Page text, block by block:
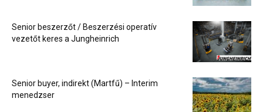
Senior beszerzőt / Beszerzési operatív
vezetőt keres a Jungheinrich
Senior buyer, indirekt (Martfű) – Interim
menedzser